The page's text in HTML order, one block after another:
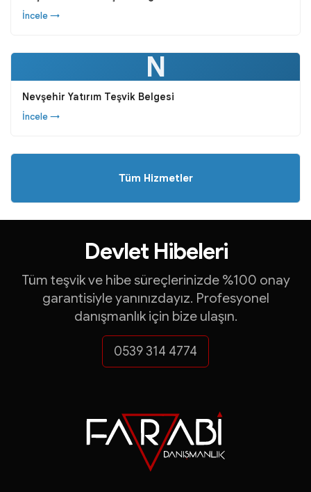
İncele →
N
Nevşehir Yatırım Teşvik Belgesi
İncele →
Tüm Hizmetler
Yatırım Teşvik Belgeleri
İhracat Destekleri
Devlet Hibeleri
Turquality
KOSGEB Destekleri
ve çok daha fazlası...
FARABİ
Tüm teşvik ve hibe süreçlerinizde %100 onay
garantisiyle yanınızdayız. Profesyonel
danışmanlık için bize ulaşın.
0539 314 4774